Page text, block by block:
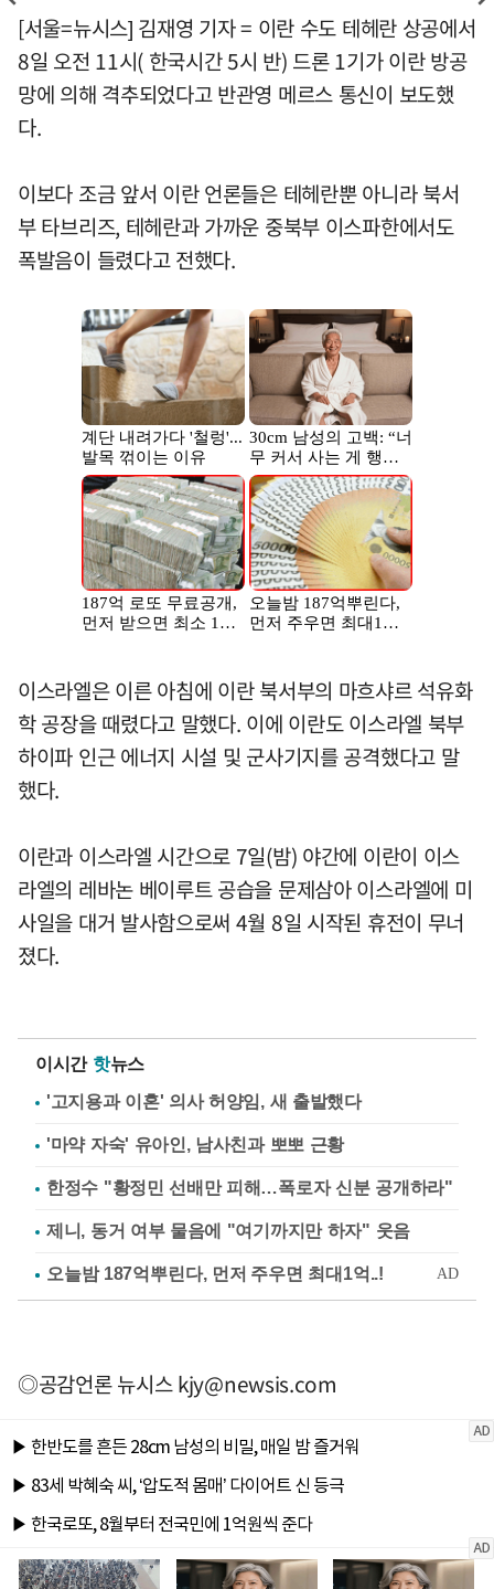
[서울=뉴시스] 김재영 기자 = 이란 수도 테헤란 상공에서
8일 오전 11시( 한국시간 5시 반) 드론 1기가 이란 방공
망에 의해 격추되었다고 반관영 메르스 통신이 보도했
다.
이보다 조금 앞서 이란 언론들은 테헤란뿐 아니라 북서
부 타브리즈, 테헤란과 가까운 중북부 이스파한에서도
폭발음이 들렸다고 전했다.
이스라엘은 이른 아침에 이란 북서부의 마흐샤르 석유화
학 공장을 때렸다고 말했다. 이에 이란도 이스라엘 북부
하이파 인근 에너지 시설 및 군사기지를 공격했다고 말
했다.
이란과 이스라엘 시간으로 7일(밤) 야간에 이란이 이스
라엘의 레바논 베이루트 공습을 문제삼아 이스라엘에 미
사일을 대거 발사함으로써 4월 8일 시작된 휴전이 무너
졌다.
이시간 핫뉴스
'고지용과 이혼' 의사 허양임, 새 출발했다
'마약 자숙' 유아인, 남사친과 뽀뽀 근황
한정수 "황정민 선배만 피해…폭로자 신분 공개하라"
제니, 동거 여부 물음에 "여기까지만 하자" 웃음
◎공감언론 뉴시스kjy@newsis.com